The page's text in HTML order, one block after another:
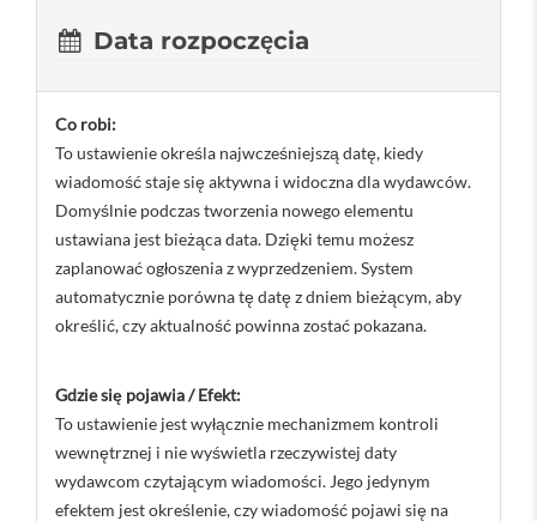
Data rozpoczęcia
Co robi:
To ustawienie określa najwcześniejszą datę, kiedy
wiadomość staje się aktywna i widoczna dla wydawców.
Domyślnie podczas tworzenia nowego elementu
ustawiana jest bieżąca data. Dzięki temu możesz
zaplanować ogłoszenia z wyprzedzeniem. System
automatycznie porówna tę datę z dniem bieżącym, aby
określić, czy aktualność powinna zostać pokazana.
Gdzie się pojawia / Efekt:
To ustawienie jest wyłącznie mechanizmem kontroli
wewnętrznej i nie wyświetla rzeczywistej daty
wydawcom czytającym wiadomości. Jego jedynym
efektem jest określenie, czy wiadomość pojawi się na